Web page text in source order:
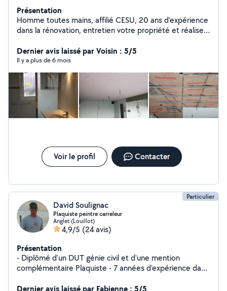
Présentation
Homme toutes mains, affilié CESU, 20 ans d'expérience
dans la rénovation, entretien votre propriété et réalise
flottant, montage de meubles en kit, prestations de
bricolage, carrelage, peinture. ACTUELLEMENT EN
RÉÉDUCATION SUITE AVC, je reviendrai plus tard (
j'espère à partir de Mai 26, si tout va bien). A bientôt,
Franck.
Dernier avis laissé par Voisin : 5/5
Il y a plus de 6 mois
Voir le profil Contacter
Particulier
David Soulignac
Plaquiste peintre carreleur
Anglet (Louillot)
4,9/5 (24 avis)
Présentation
- Diplômé d'un DUT génie civil et d'une mention
complémentaire Plaquiste - 7 années d'expérience dans
Actuellement chargé d'affaires dans une entreprise de
Dernier avis laissé par Fabienne : 5/5